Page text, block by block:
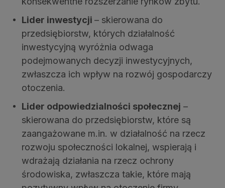
Lider inwestycji – skierowana do
przedsiębiorstw, których działalność
inwestycyjną wyróżnia odwaga
podejmowanych decyzji inwestycyjnych,
zwłaszcza ich wpływ na rozwój gospodarczy
otoczenia.
Lider odpowiedzialności społecznej –
skierowana do przedsiębiorstw, które są
zaangażowane m.in. w działalność na rzecz
rozwoju społeczności lokalnej, wspierają i
wdrażają działania na rzecz ochrony
środowiska, zwłaszcza takie, które mają